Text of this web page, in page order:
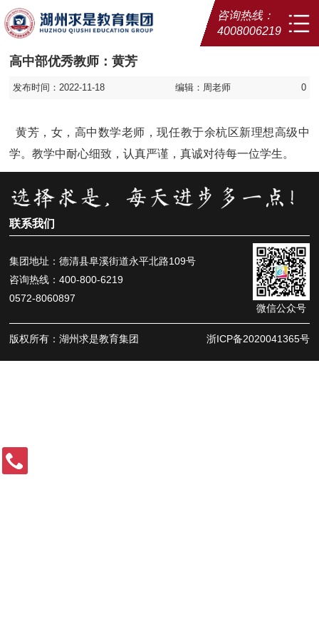
咨询热线：
4008006219
高中部优秀教师：黄芳
发布时间：2022-11-18 编辑：周老师 0
黄芳，女，高中数学老师，现任教于余杭区新理想高级中
学。教学中耐心细致，认真严谨，真诚对待每一位学生。
联系我们
集团地址：德清县阜溪街道永平北路109号
咨询热线：400-800-6219
0572-8060897
微信公众号
版权所有：湖州求是教育集团 浙ICP备2020041365号